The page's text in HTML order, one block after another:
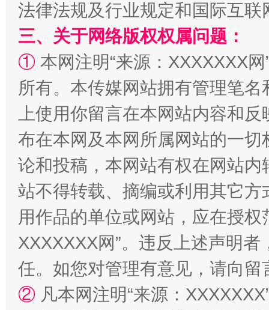
站台名比不上好声名
法律法规及行业规定和国际互
三、关于网络版权权属问题：
① 本网注明“来源：XXXXXXX
所有。本传媒网站拥有管理笔
上使用你留言在本网站内容和
布在本网及本网所属网站的一
论和投稿，本网站有权在网站
站不得转载、摘编或利用其它
用作品的单位或网站，应在授
XXXXXXX网”。违反上述声明
任。如您对管理有意见，请向
② 凡本网注明“来源：